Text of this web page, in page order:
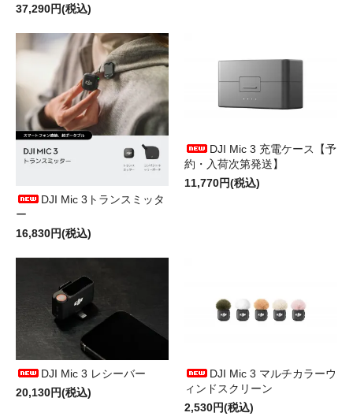
37,290円(税込)
DJI Mic 3トランスミッタ
ー
16,830円(税込)
DJI Mic 3 充電ケース【予
約・入荷次第発送】
11,770円(税込)
DJI Mic 3 レシーバー
20,130円(税込)
DJI Mic 3 マルチカラーウ
ィンドスクリーン
2,530円(税込)